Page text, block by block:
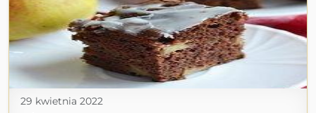
29 kwietnia 2022